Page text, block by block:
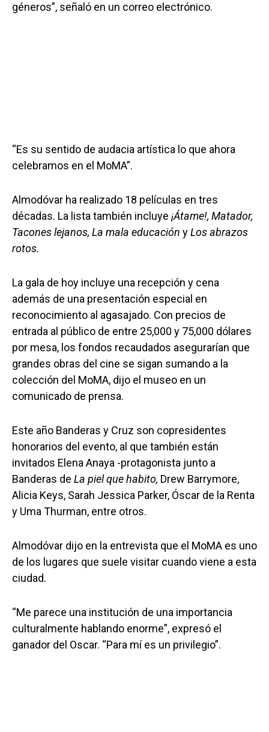
géneros”, señaló en un correo electrónico.
“Es su sentido de audacia artística lo que ahora
celebramos en el MoMA”.
Almodóvar ha realizado 18 películas en tres
décadas. La lista también incluye ¡Átame!, Matador,
Tacones lejanos, La mala educación yLos abrazos
rotos.
La gala de hoy incluye una recepción y cena
además de una presentación especial en
reconocimiento al agasajado. Con precios de
entrada al público de entre 25,000 y 75,000 dólares
por mesa, los fondos recaudados asegurarían que
grandes obras del cine se sigan sumando a la
colección del MoMA, dijo el museo en un
comunicado de prensa.
Este año Banderas y Cruz son copresidentes
honorarios del evento, al que también están
invitados Elena Anaya -protagonista junto a
Banderas de La piel que habito, Drew Barrymore,
Alicia Keys, Sarah Jessica Parker, Óscar de la Renta
y Uma Thurman, entre otros.
Almodóvar dijo en la entrevista que el MoMA es uno
de los lugares que suele visitar cuando viene a esta
ciudad.
“Me parece una institución de una importancia
culturalmente hablando enorme”, expresó el
ganador del Oscar. “Para mí es un privilegio”.